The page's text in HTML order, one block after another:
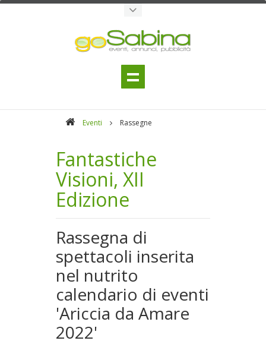
Eventi Rassegne
Fantastiche
Visioni, XII
Edizione
Rassegna di
spettacoli inserita
nel nutrito
calendario di eventi
'Ariccia da Amare
2022'